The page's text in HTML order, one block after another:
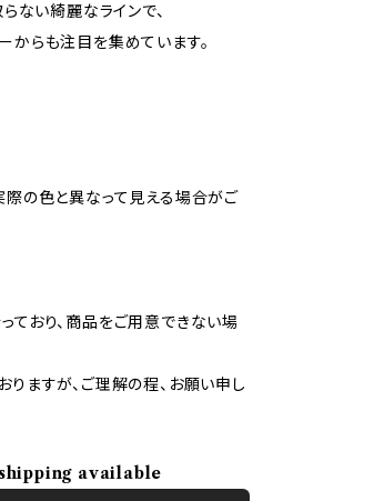
い綺麗なラインで、
からも注目を集めています。
際の色と異なって見える場合がご
ており、商品をご用意できない場
ますが、ご理解の程、お願い申し
available